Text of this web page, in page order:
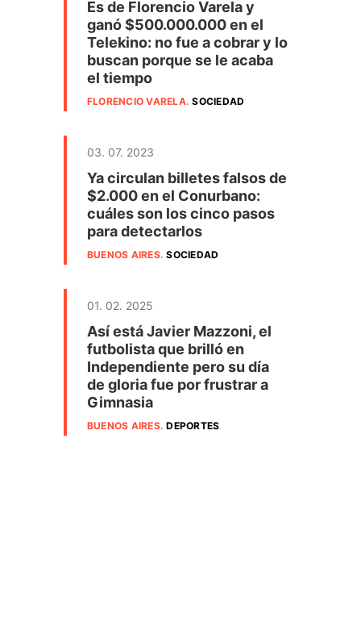
Es de Florencio Varela y
ganó $500.000.000 en el
Telekino: no fue a cobrar y lo
buscan porque se le acaba
el tiempo
FLORENCIO VARELA.SOCIEDAD
03. 07. 2023
Ya circulan billetes falsos de
$2.000 en el Conurbano:
cuáles son los cinco pasos
para detectarlos
BUENOS AIRES.SOCIEDAD
01. 02. 2025
Así está Javier Mazzoni, el
futbolista que brilló en
Independiente pero su día
de gloria fue por frustrar a
Gimnasia
BUENOS AIRES.DEPORTES